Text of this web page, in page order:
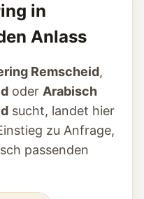
in
Anlass
Remscheid,
oder Arabisch
sucht, landet hier
zu Anfrage,
passenden